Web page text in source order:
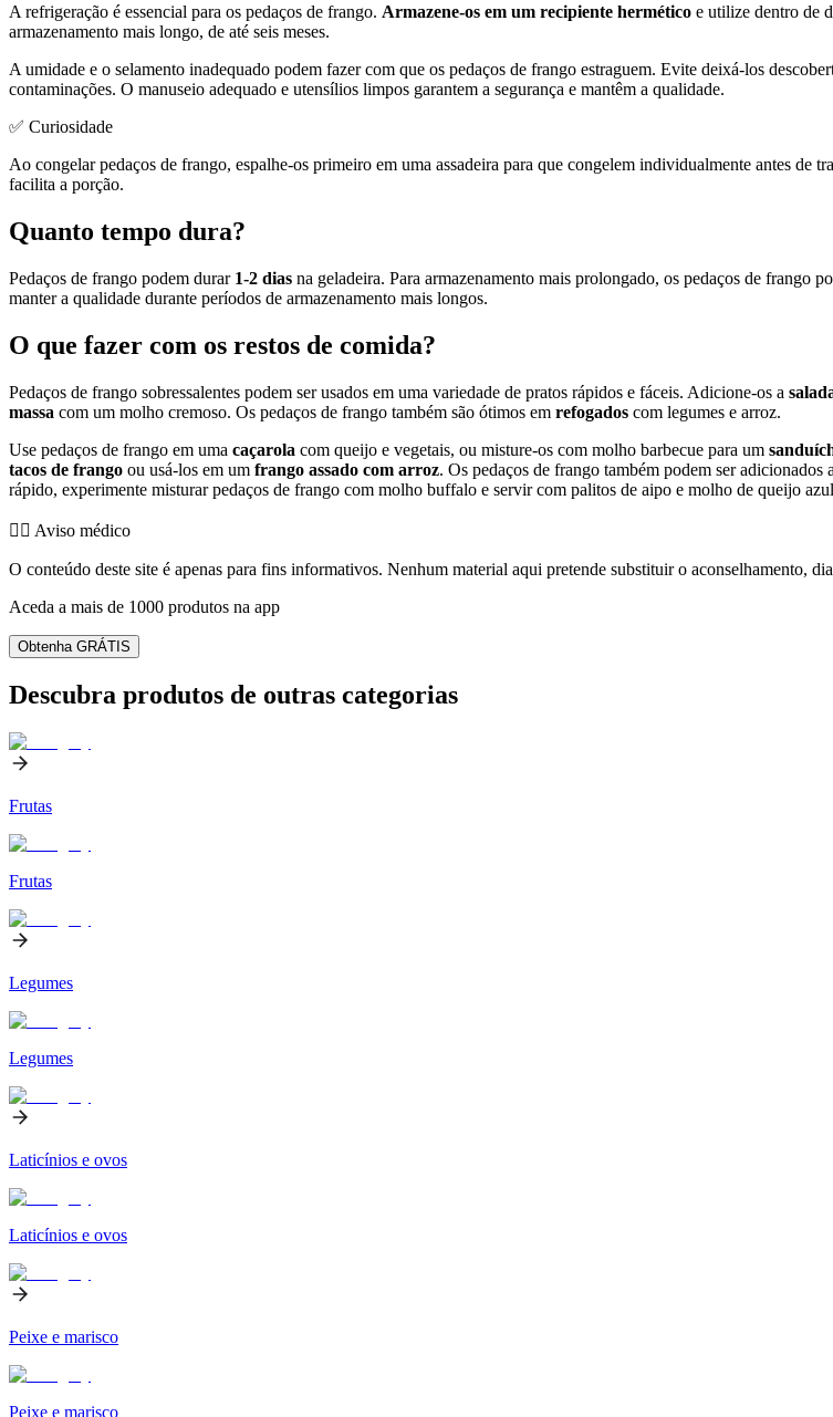
A refrigeração é essencial para os pedaços de frango. Armazene-os em um recipiente hermético e utilize dentro de
armazenamento mais longo, de até seis meses.
A umidade e o selamento inadequado podem fazer com que os pedaços de frango estraguem. Evite deixá-los
contaminações. O manuseio adequado e utensílios limpos garantem a segurança e mantêm a qualidade.
✅ Curiosidade
Ao congelar pedaços de frango, espalhe-os primeiro em uma assadeira para que congelem individualmente antes de
facilita a porção.
Quanto tempo dura?
Pedaços de frango podem durar 1-2 dias na geladeira. Para armazenamento mais prolongado, os pedaços de frango
manter a qualidade durante períodos de armazenamento mais longos.
O que fazer com os restos de comida?
Pedaços de frango sobressalentes podem ser usados em uma variedade de pratos rápidos e fáceis. Adicione-os a
massa com um molho cremoso. Os pedaços de frango também são ótimos em refogados com legumes e arroz.
Use pedaços de frango em uma caçarola com queijo e vegetais, ou misture-os com molho barbecue para um
tacos de frango ou usá-los em um frango assado com arroz. Os pedaços de frango também podem ser adicionados
rápido, experimente misturar pedaços de frango com molho buffalo e servir com palitos de aipo e molho de queijo
👨‍⚕️️ Aviso médico
O conteúdo deste site é apenas para fins informativos. Nenhum material aqui pretende substituir o aconselhamento,
Aceda a mais de 1000 produtos na app
Obtenha GRÁTIS
Descubra produtos de outras categorias
Frutas
Frutas
Legumes
Legumes
Laticínios e ovos
Laticínios e ovos
Peixe e marisco
Peixe e marisco